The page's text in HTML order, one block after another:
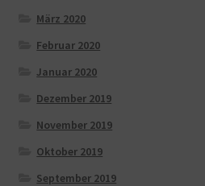
März 2020
Februar 2020
Januar 2020
Dezember 2019
November 2019
Oktober 2019
September 2019